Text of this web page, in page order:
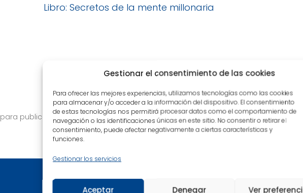
Gestionar el consentimiento de las cookies
Para ofrecer las mejores experiencias, utilizamos tecnologías como las cookies
para almacenar y/o acceder a la información del dispositivo. El consentimiento
de estas tecnologías nos permitirá procesar datos como el comportamiento de
navegación o las identificaciones únicas en este sitio. No consentir o retirar el
consentimiento, puede afectar negativamente a ciertas características y
funciones.
Gestionar los servicios
Aceptar Denegar Ver
Libro: Secretos de la mente millonaria
para publicar un comentario.